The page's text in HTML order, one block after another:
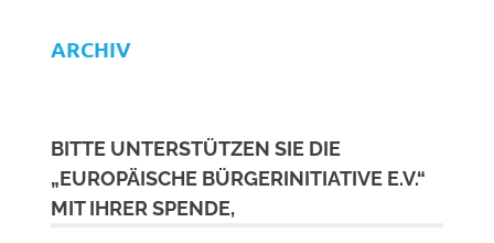
ARCHIV
BITTE UNTERSTÜTZEN SIE DIE
„EUROPÄISCHE BÜRGERINITIATIVE E.V.“
MIT IHRER SPENDE,